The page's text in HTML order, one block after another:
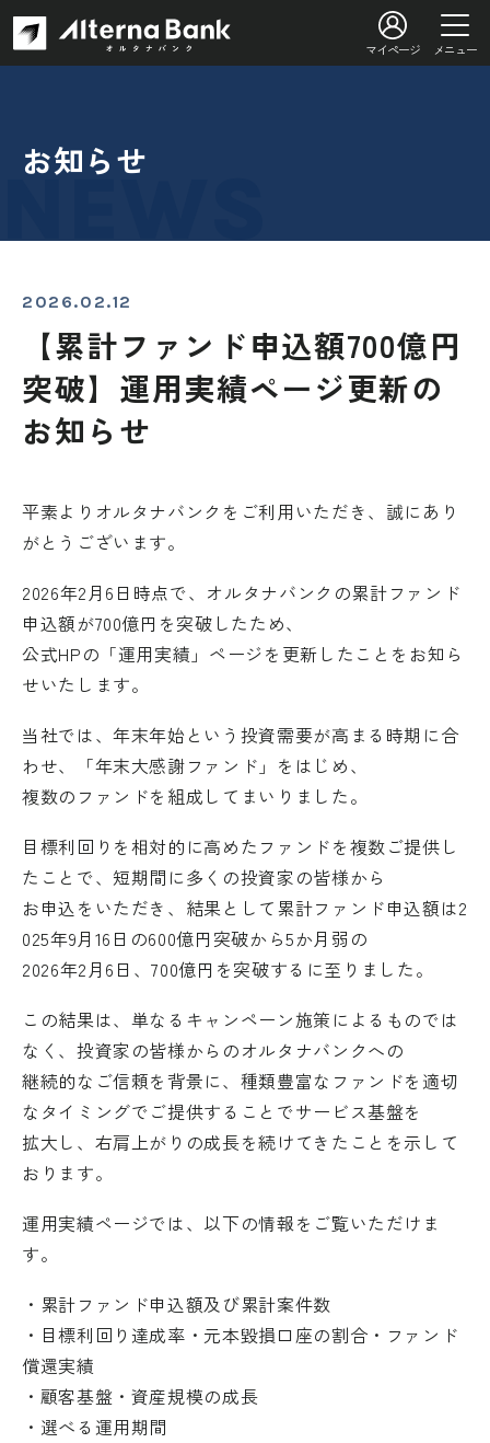
マイページ メニュー
お知らせ
2026.02.12
【累計ファンド申込額700億円
突破】運用実績ページ更新の
お知らせ
平素よりオルタナバンクをご利用いただき、誠にあり
がとうございます。
2026年2月 6 日時点で、オルタナバンクの累計ファンド
申込額が700億円を突破したため、
公式HPの「運用実績」ページを更新したことをお知ら
せいたします。
当社では、年末年始という投資需要が高まる時期に合
わせ、「年末大感謝ファンド」をはじめ、
複数のファンドを組成してまいりました。
目標利回りを相対的に高めたファンドを複数ご提供し
たことで、短期間に多くの投資家の皆様から
お申込をいただき、結果として累計ファンド申込額は2
025年9月 16 日の600億円突破から5か月弱の
2026年2月 6 日、700億円を突破するに至りました。
この結果は、単なるキャンペーン施策によるものでは
なく、投資家の皆様からのオルタナバンクへの
継続的なご信頼を背景に、種類豊富なファンドを適切
なタイミングでご提供することでサービス基盤を
拡大し、右肩上がりの成長を続けてきたことを示して
おります。
運用実績ページでは、以下の情報をご覧いただけま
す。
・累計ファンド申込額及び累計案件数
・目標利回り達成率・元本毀損口座の割合・ファンド
償還実績
・顧客基盤・資産規模の成長
・選べる運用期間